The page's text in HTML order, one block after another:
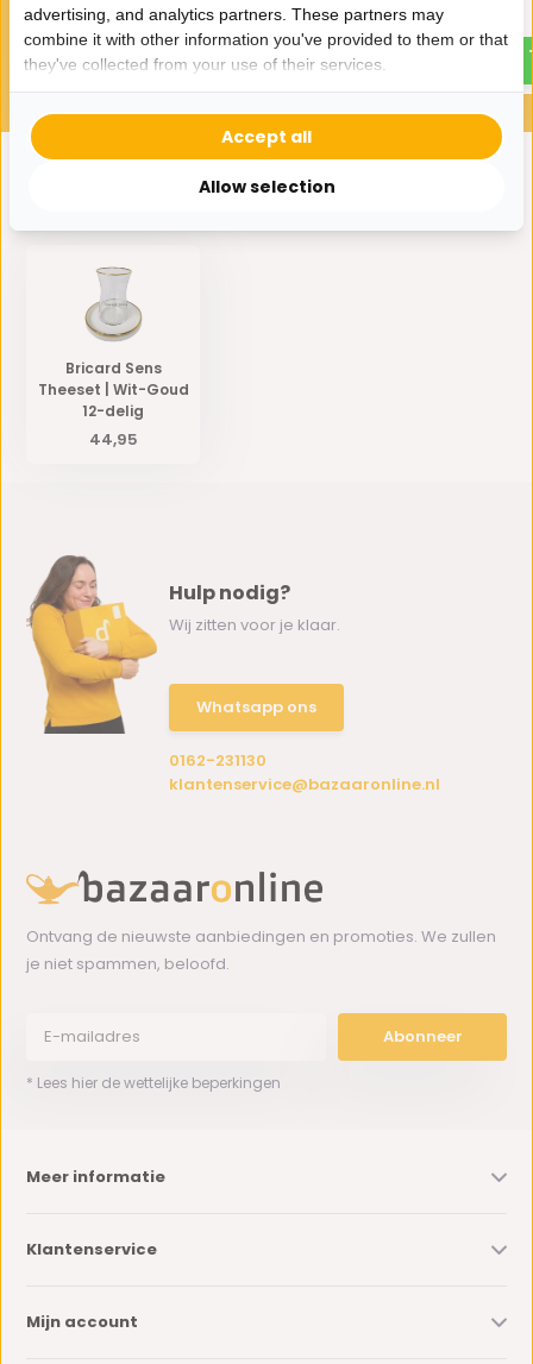
44,95 49,95
Bricard Sens
Theeset | Wit-Goud
12-delig
44,95
Hulp nodig?
Wij zitten voor je klaar.
Whatsapp ons
0162-231130
klantenservice@bazaaronline.nl
Ontvang de nieuwste aanbiedingen en promoties. We zullen
je niet spammen, beloofd.
Abonneer
* Lees hier de wettelijke beperkingen
Meer informatie
Klantenservice
Mijn account
advertising, and analytics partners. These partners may
combine it with other information you've provided to them or that
they've collected from your use of their services.
Allow selection
Accept all